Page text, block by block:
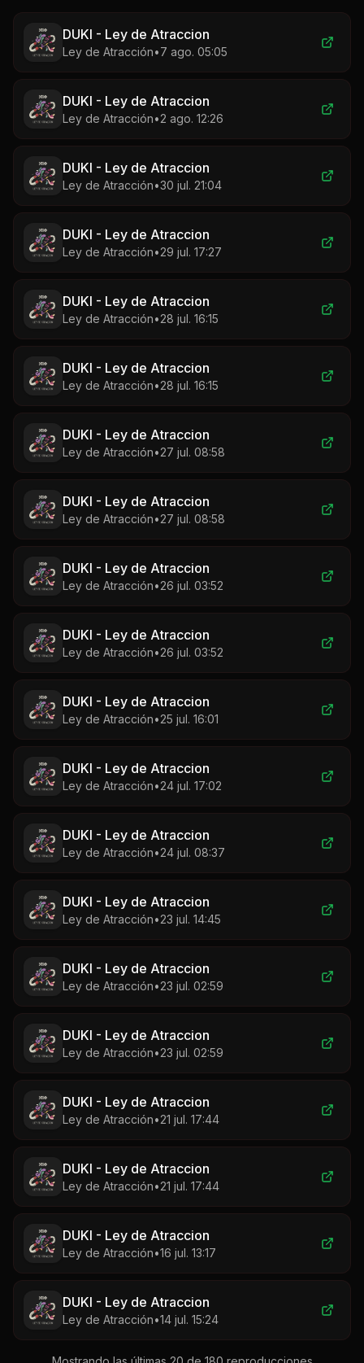
DUKI - Ley de Atraccion
Ley de Atracción•7 ago. 05:05
DUKI - Ley de Atraccion
Ley de Atracción•2 ago. 12:26
DUKI - Ley de Atraccion
Ley de Atracción•30 jul. 21:04
DUKI - Ley de Atraccion
Ley de Atracción•29 jul. 17:27
DUKI - Ley de Atraccion
Ley de Atracción•28 jul. 16:15
DUKI - Ley de Atraccion
Ley de Atracción•28 jul. 16:15
DUKI - Ley de Atraccion
Ley de Atracción•27 jul. 08:58
DUKI - Ley de Atraccion
Ley de Atracción•27 jul. 08:58
DUKI - Ley de Atraccion
Ley de Atracción•26 jul. 03:52
DUKI - Ley de Atraccion
Ley de Atracción•26 jul. 03:52
DUKI - Ley de Atraccion
Ley de Atracción•25 jul. 16:01
DUKI - Ley de Atraccion
Ley de Atracción•24 jul. 17:02
DUKI - Ley de Atraccion
Ley de Atracción•24 jul. 08:37
DUKI - Ley de Atraccion
Ley de Atracción•23 jul. 14:45
DUKI - Ley de Atraccion
Ley de Atracción•23 jul. 02:59
DUKI - Ley de Atraccion
Ley de Atracción•23 jul. 02:59
DUKI - Ley de Atraccion
Ley de Atracción•21 jul. 17:44
DUKI - Ley de Atraccion
Ley de Atracción•21 jul. 17:44
DUKI - Ley de Atraccion
Ley de Atracción•16 jul. 13:17
DUKI - Ley de Atraccion
Ley de Atracción•14 jul. 15:24